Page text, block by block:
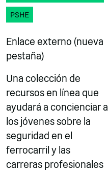
PSHE
Enlace externo (nueva
pestaña)
Una colección de
recursos en línea que
ayudará a concienciar a
los jóvenes sobre la
seguridad en el
ferrocarril y las
carreras profesionales